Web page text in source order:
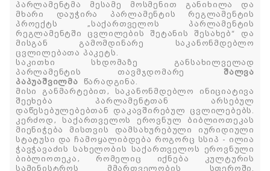
პარლამენტმა მესამე მოსმენით განიხილა და
მხარი დაუჭირა პარლამენტის რეგლამენტის
პროექტს „საქართველოს პარლამენტის
რეგლამენტში ცვლილების შეტანის შესახებ“ და
მისგან გამომდინარე საკანონმდებლო
ცვლილებათა პაკეტს.
საკითხი სხდომაზე განსახილველად
პარლამენტის თავმჯდომარე
შალვა
პაპუაშვილმა
წარადგინა.
მისი განმარტებით, საკანონმდებლო ინიციატივა
შეეხება პარლამენტთან არსებულ
დაწესებულებებთან დაკავშირებულ ცვლილებებს.
კერძოდ, საქართველოს ეროვნულ ბიბლიოთეკას
მიენიჭება მისთვის დამსახურებული იურიდიული
სტატუსი და ჩამოყალიბდება როგორც სსიპ - ილია
ჭავჭავაძის სახელობის საქართველოს ეროვნული
ბიბლიოთეკა, რომელიც იქნება კულტურის
სამინისტროს მმართველობის სფეროში.